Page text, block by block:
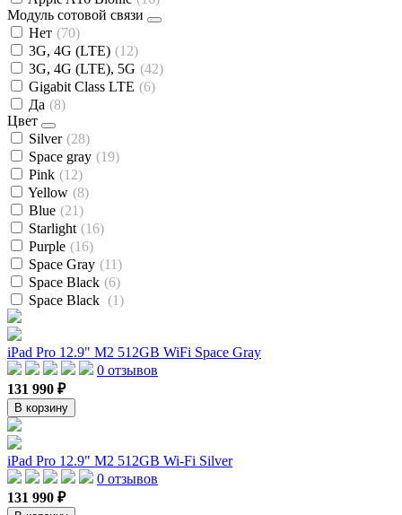
Модуль сотовой связи
Нет (70)
3G, 4G (LTE) (12)
3G, 4G (LTE), 5G (42)
Gigabit Class LTE (6)
Да (8)
Цвет
Silver (28)
Space gray (19)
Pink (12)
Yellow (8)
Blue (21)
Starlight (16)
Purple (16)
Space Gray (11)
Space Black (6)
Space Black (1)
iPad Pro 12.9" M2 512GB WiFi Space Gray
0 отзывов
131 990 ₽
В корзину
iPad Pro 12.9" M2 512GB Wi-Fi Silver
0 отзывов
131 990 ₽